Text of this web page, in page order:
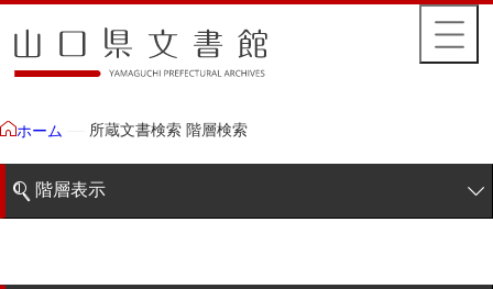
ホーム 所蔵文書検索 階層検索
階層表示
藩政文書